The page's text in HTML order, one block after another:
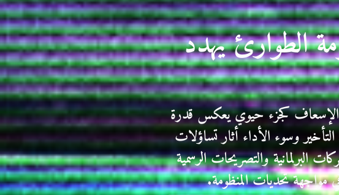
الطوارئ يهدد
الإسعاف كجزء حيوي يعكس قدرة
وسوء الأداء أثار تساؤلات
البرلمانية والتصريحات الرسمية
مواجهة تحديات المنظومة.